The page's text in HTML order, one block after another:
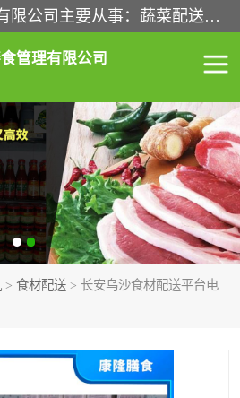
东莞市康隆膳食管理有限公司主要从事：蔬菜配送、食堂承包、企业工厂食堂承包、机关单位食堂承包、调味品配送、粮油配送、干货配送、副食配送、水果配送、海鲜配送等业务，东莞蔬菜配送电话，咨询在线客服。
管理有限公司
> 食材配送 > 长安乌沙食材配送平台电
蔬菜配送
鲜肉配送
食材配送
企业工厂食堂承包
副食配送